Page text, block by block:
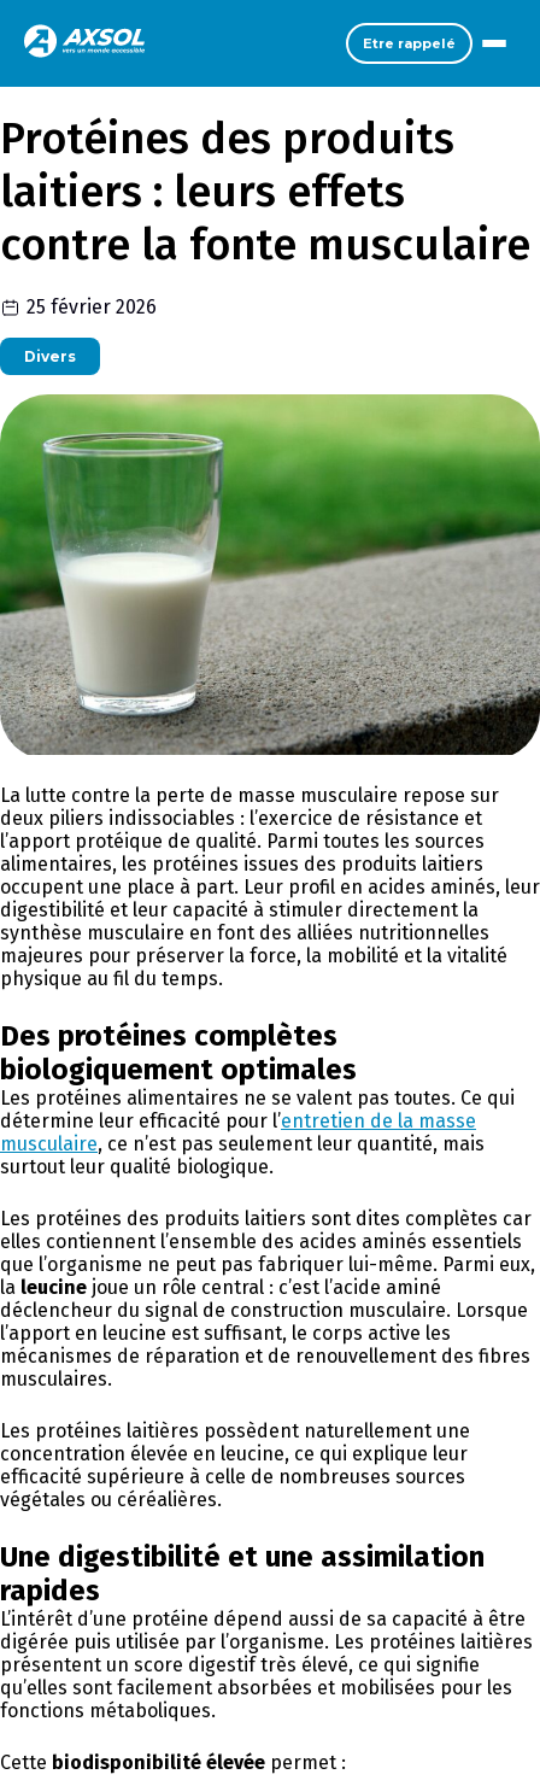
Etre rappelé
Protéines des produits
laitiers : leurs effets
contre la fonte musculaire
25 février 2026
Divers
La lutte contre la perte de masse musculaire repose sur
deux piliers indissociables : l’exercice de résistance et
l’apport protéique de qualité. Parmi toutes les sources
alimentaires, les protéines issues des produits laitiers
occupent une place à part. Leur profil en acides aminés, leur
digestibilité et leur capacité à stimuler directement la
synthèse musculaire en font des alliées nutritionnelles
majeures pour préserver la force, la mobilité et la vitalité
physique au fil du temps.
Des protéines complètes
biologiquement optimales
Les protéines alimentaires ne se valent pas toutes. Ce qui
détermine leur efficacité pour l’entretien de la masse
musculaire, ce n’est pas seulement leur quantité, mais
surtout leur qualité biologique.
Les protéines des produits laitiers sont dites complètes car
elles contiennent l’ensemble des acides aminés essentiels
que l’organisme ne peut pas fabriquer lui-même. Parmi eux,
la leucine joue un rôle central : c’est l’acide aminé
déclencheur du signal de construction musculaire. Lorsque
l’apport en leucine est suffisant, le corps active les
mécanismes de réparation et de renouvellement des fibres
musculaires.
Les protéines laitières possèdent naturellement une
concentration élevée en leucine, ce qui explique leur
efficacité supérieure à celle de nombreuses sources
végétales ou céréalières.
Une digestibilité et une assimilation
rapides
L’intérêt d’une protéine dépend aussi de sa capacité à être
digérée puis utilisée par l’organisme. Les protéines laitières
présentent un score digestif très élevé, ce qui signifie
qu’elles sont facilement absorbées et mobilisées pour les
fonctions métaboliques.
Cette biodisponibilité élevée permet :